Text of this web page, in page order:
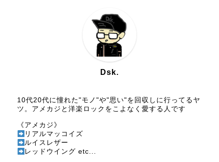
Dsk.
10代20代に憧れた"モノ"や"思い"を回収しに行ってるヤ
ツ。アメカジと洋楽ロックをこよなく愛する人です
《アメカジ》
リアルマッコイズ
ルイスレザー
レッドウイング etc...